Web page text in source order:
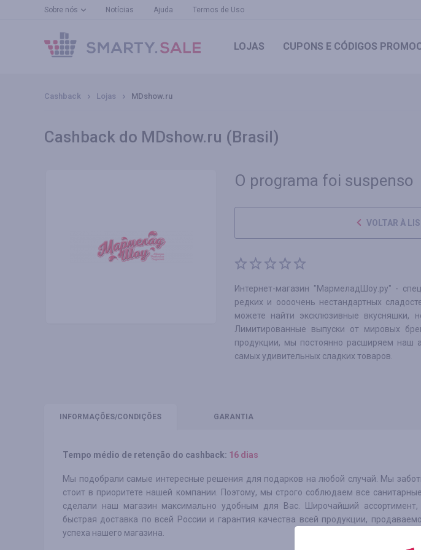
Sobre nós Notícias Ajuda Termos de Uso
LOJAS CUPONS E CÓDIGOS
Cashback Lojas MDshow.ru
Cashback do MDshow.ru (Brasil)
O programa foi suspenso
VOLTAR À
Интернет-магазин "МармеладШоу.ру" -
редких и оооочень нестандартных
можете найти эксклюзивные вкусняшки,
Лимитированные выпуски от мировых
продукции, мы постоянно расширяем наш
самых удивительных сладких товаров.
INFORMAÇÕES/CONDIÇÕES GARANTIA
Tempo médio de retenção do cashback: 16 dias
Мы подобрали самые интересные решения для подарков на любой случай. Мы
стоит в приоритете нашей компании. Поэтому, мы строго соблюдаем все
сделали наш магазин максимально удобным для Вас. Широчайший ассортимент,
быстрая доставка по всей России и гарантия качества всей продукции,
успеха нашего магазина.